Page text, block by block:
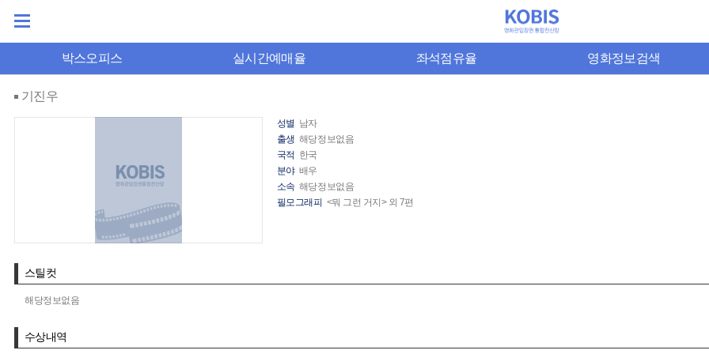
박스오피스 실시간예매율 좌석점유율 영화정보검색
기진우
성별 남자
출생 해당정보없음
국적 한국
분야 배우
소속 해당정보없음
필모그래피 <뭐 그런 거지> 외 7편
스틸컷
해당정보없음
수상내역